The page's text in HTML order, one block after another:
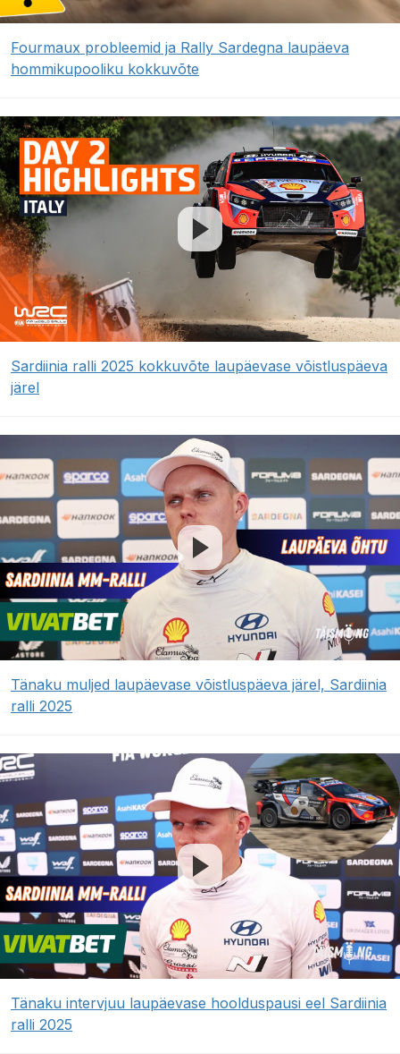
Fourmaux probleemid ja Rally Sardegna laupäeva
hommikupooliku kokkuvõte
Sardiinia ralli 2025 kokkuvõte laupäevase võistluspäeva
järel
Tänaku muljed laupäevase võistluspäeva järel, Sardiinia
ralli 2025
Tänaku intervjuu laupäevase hoolduspausi eel Sardiinia
ralli 2025